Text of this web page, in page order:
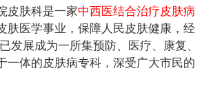
皮肤科是一家中西医结合治疗皮肤病
肤医学事业，保障人民皮肤健康，经
发展成为一所集预防、医疗、康复、
一体的皮肤病专科，深受广大市民的